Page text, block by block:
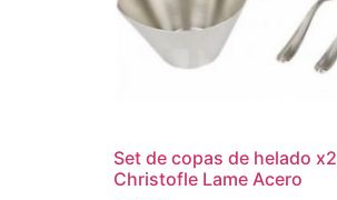
Set de copas de helado x2
Christofle Lame Acero